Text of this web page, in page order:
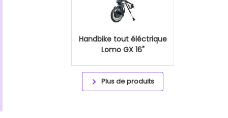
Handbike tout éléctrique
Lomo GX 16"
Plus de produits